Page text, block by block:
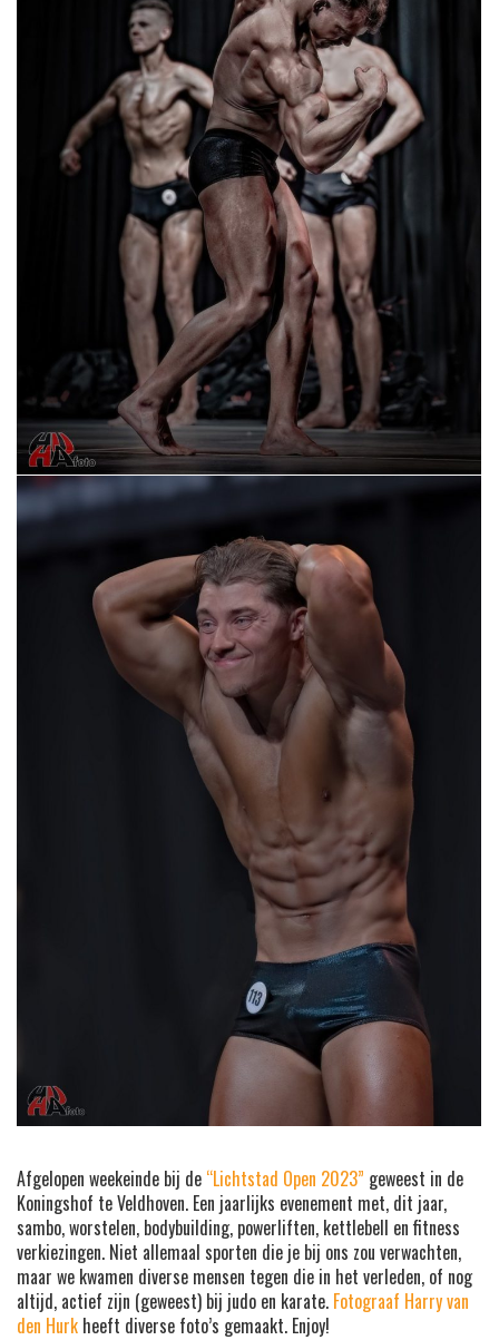
Afgelopen weekeinde bij de “Lichtstad Open 2023” geweest in de
Koningshof te Veldhoven. Een jaarlijks evenement met, dit jaar,
sambo, worstelen, bodybuilding, powerliften, kettlebell en fitness
verkiezingen. Niet allemaal sporten die je bij ons zou verwachten,
maar we kwamen diverse mensen tegen die in het verleden, of nog
altijd, actief zijn (geweest) bij judo en karate. Fotograaf Harry van
den Hurk heeft diverse foto’s gemaakt. Enjoy!